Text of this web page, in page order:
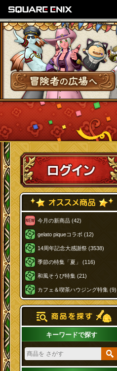
今月の新商品 (42)
gelato piqueコラボ (12)
14周年記念大感謝祭 (3538)
季節の特集「夏」 (116)
和風そうび特集 (21)
カフェ＆喫茶ハウジング特集 (9)
キーワードで探す